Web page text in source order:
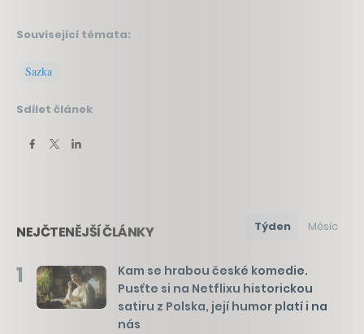
Související témata:
Sazka
Sdílet článek
NEJČTENĚJŠÍ ČLÁNKY Týden Měsíc
1
Kam se hrabou české komedie.
Pusťte si na Netflixu historickou
satiru z Polska, její humor platí i na
nás